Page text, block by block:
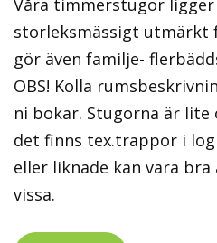
storleksmässigt utmärkt
gör även familje-
OBS! Kolla
ni bokar. Stugorna är
det finns tex.trappor i
eller liknade kan vara
vissa.